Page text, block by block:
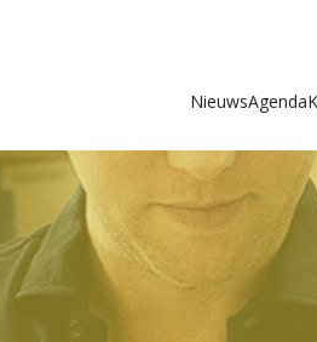
NieuwsAgenda